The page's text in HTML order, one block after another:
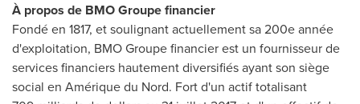
À propos de BMO Groupe financier
Fondé en 1817, etsoulignant actuellement sa 200e année
d'exploitation, BMO Groupe financier est un fournisseur de
services financiers hautement diversifiés ayant son siège
social en Amérique du Nord. Fort d'un actif totalisant